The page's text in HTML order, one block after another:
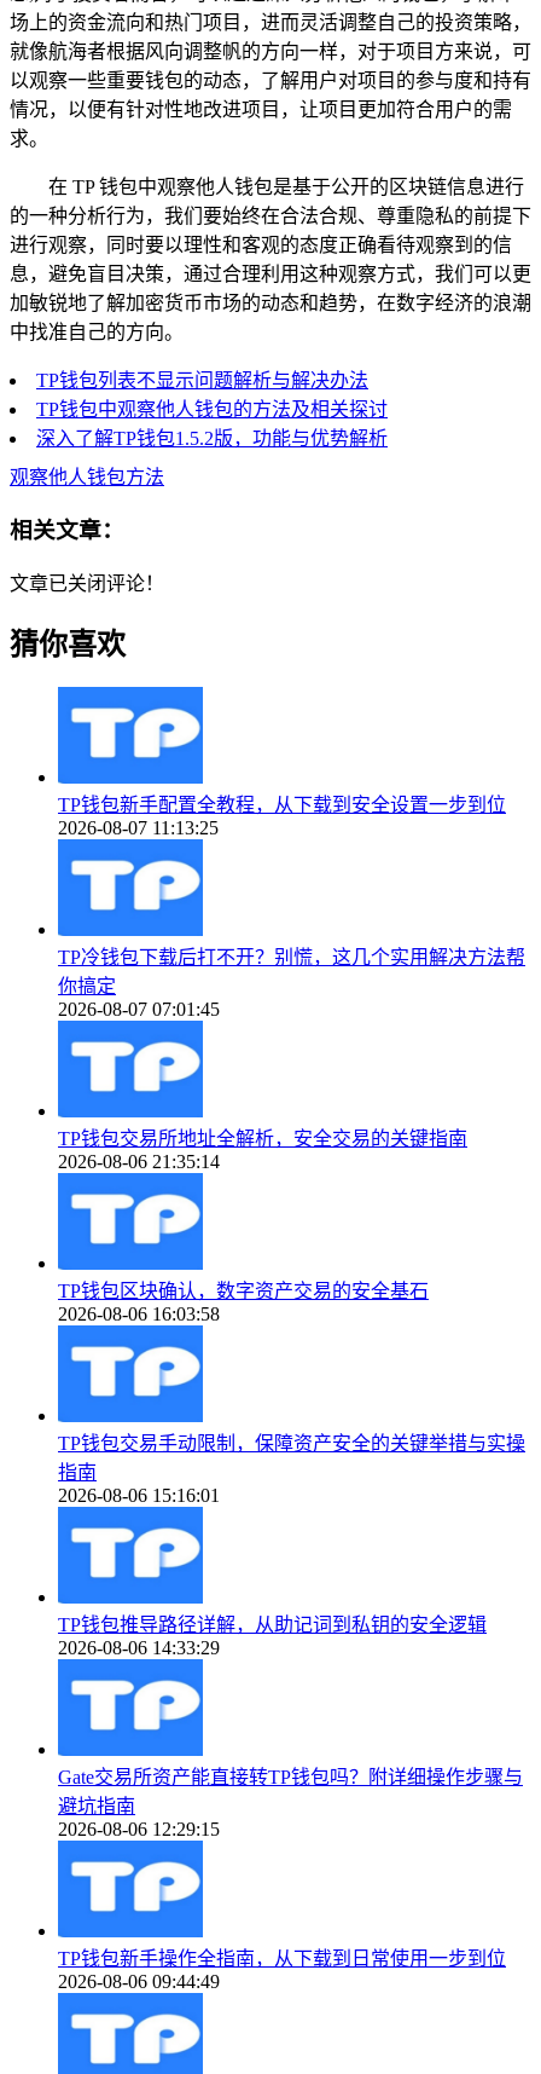
场上的资金流向和热门项目，进而灵活调整自己的投资策略，
就像航海者根据风向调整帆的方向一样，对于项目方来说，可
以观察一些重要钱包的动态，了解用户对项目的参与度和持有
情况，以便有针对性地改进项目，让项目更加符合用户的需
求。
在 TP 钱包中观察他人钱包是基于公开的区块链信息进行
的一种分析行为，我们要始终在合法合规、尊重隐私的前提下
进行观察，同时要以理性和客观的态度正确看待观察到的信
息，避免盲目决策，通过合理利用这种观察方式，我们可以更
加敏锐地了解加密货币市场的动态和趋势，在数字经济的浪潮
中找准自己的方向。
TP钱包列表不显示问题解析与解决办法
TP钱包中观察他人钱包的方法及相关探讨
深入了解TP钱包1.5.2版，功能与优势解析
观察他人钱包方法
相关文章：
文章已关闭评论！
猜你喜欢
TP钱包新手配置全教程，从下载到安全设置一步到位
2026-08-07 11:13:25
TP冷钱包下载后打不开？别慌，这几个实用解决方法帮
你搞定
2026-08-07 07:01:45
TP钱包交易所地址全解析，安全交易的关键指南
2026-08-06 21:35:14
TP钱包区块确认，数字资产交易的安全基石
2026-08-06 16:03:58
TP钱包交易手动限制，保障资产安全的关键举措与实操
指南
2026-08-06 15:16:01
TP钱包推导路径详解，从助记词到私钥的安全逻辑
2026-08-06 14:33:29
Gate交易所资产能直接转TP钱包吗？附详细操作步骤与
避坑指南
2026-08-06 12:29:15
TP钱包新手操作全指南，从下载到日常使用一步到位
2026-08-06 09:44:49